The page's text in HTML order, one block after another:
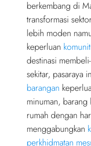
r
)
berkembang di
transformasi
lebih moden
keperluan
destinasi
sekitar, pasaraya
barangan
minuman,
rumah dengan
menggabungkan
perkhidmatan